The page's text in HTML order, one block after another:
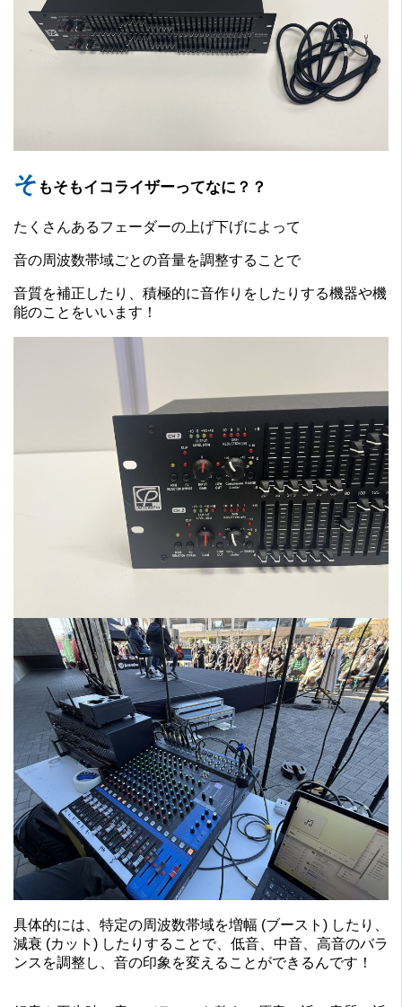
そ もそもイコライザーってなに？？
たくさんあるフェーダーの上げ下げによって
音の周波数帯域ごとの音量を調整することで
音質を補正したり、積極的に音作りをしたりする機器や機
能のことをいいます！
具体的には、特定の周波数帯域を増幅 (ブースト) したり、
減衰 (カット) したりすることで、低音、中音、高音のバラ
ンスを調整し、音の印象を変えることができるんです！